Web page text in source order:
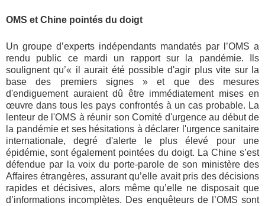
OMS et Chine pointés du doigt
Un groupe d’experts indépendants mandatés par l’OMS a
rendu public ce mardi un rapport sur la pandémie. Ils
soulignent qu’« il aurait été possible d'agir plus vite sur la
base des premiers signes » et que des mesures
d'endiguement auraient dû être immédiatement mises en
œuvre dans tous les pays confrontés à un cas probable. La
lenteur de l'OMS à réunir son Comité d'urgence au début de
la pandémie et ses hésitations à déclarer l'urgence sanitaire
internationale, degré d'alerte le plus élevé pour une
épidémie, sont également pointées du doigt. La Chine s’est
défendue par la voix du porte-parole de son ministère des
Affaires étrangères, assurant qu’elle avait pris des décisions
rapides et décisives, alors même qu’elle ne disposait que
d’informations incomplètes. Des enquêteurs de l’OMS sont